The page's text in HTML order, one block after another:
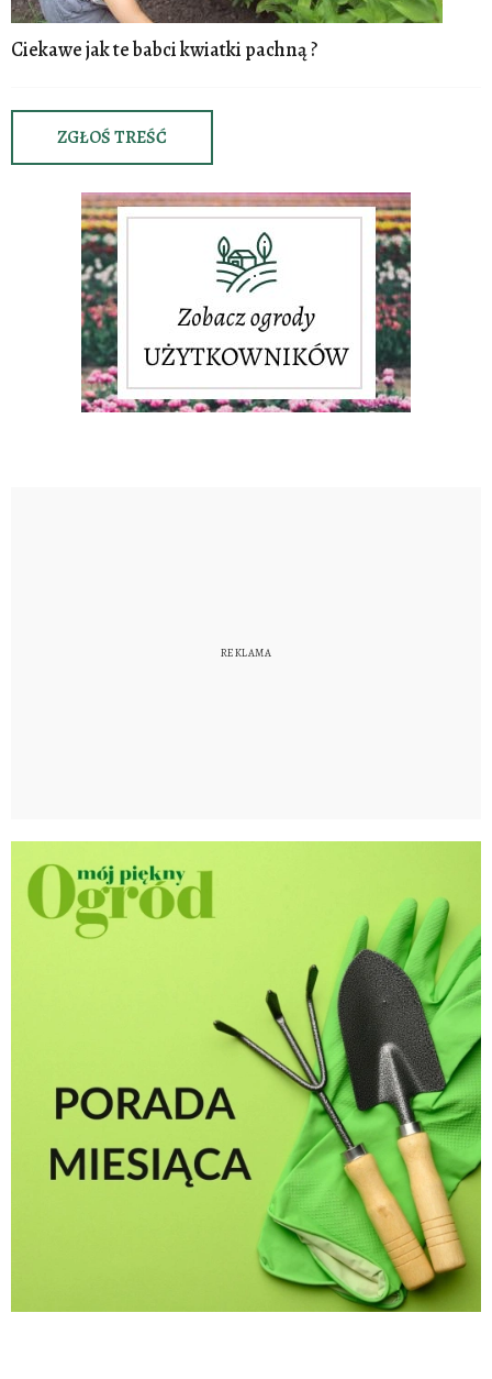
Ciekawe jak te babci kwiatki pachną ?
ZGŁOŚ TREŚĆ